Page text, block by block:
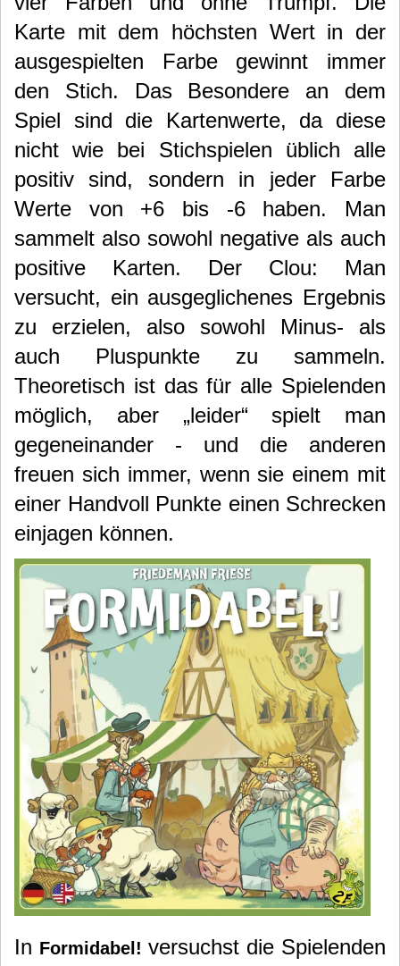
Karte mit dem höchsten Wert in der
ausgespielten Farbe gewinnt immer
den Stich. Das Besondere an dem
Spiel sind die Kartenwerte, da diese
nicht wie bei Stichspielen üblich alle
positiv sind, sondern in jeder Farbe
Werte von +6 bis -6 haben. Man
sammelt also sowohl negative als auch
positive Karten. Der Clou: Man
versucht, ein ausgeglichenes Ergebnis
zu erzielen, also sowohl Minus- als
auch Pluspunkte zu sammeln.
Theoretisch ist das für alle Spielenden
möglich, aber „leider“ spielt man
gegeneinander - und die anderen
freuen sich immer, wenn sie einem mit
einer Handvoll Punkte einen Schrecken
einjagen können.
In Formidabel! versuchst die Spielenden